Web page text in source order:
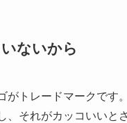
ないから
がトレードマークです
それがカッコいいと